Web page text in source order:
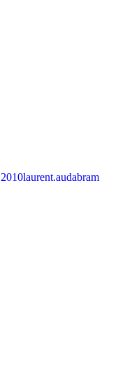
laurent.audabram